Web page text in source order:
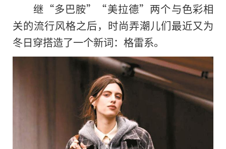
继“多巴胺”“美拉德”两个与色彩相
关的流行风格之后，时尚弄潮儿们最近又为
冬日穿搭造了一个新词：格雷系。